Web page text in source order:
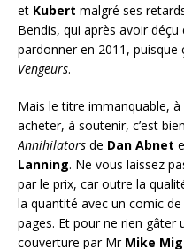
et Kubert malgré ses
Bendis, qui après avoir
pardonner en 2011, puisque
Vengeurs.
Mais le titre immanquable, à
acheter, à soutenir, c’est
Annihilators de Dan Abnet
Lanning. Ne vous laissez
par le prix, car outre la
la quantité avec un comic
pages. Et pour ne rien gâter
couverture par Mr Mike